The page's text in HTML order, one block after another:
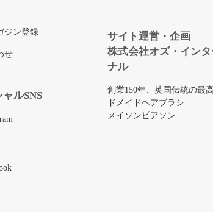
ジン登録
せ
ルSNS
サイト運営・企画
株式会社オズ・インタ
ナル
創業150年、英国伝統の最
ドメイドヘアブラシ
メイソンピアソン